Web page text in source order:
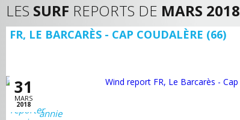
LES SURF REPORTS DE MARS 2018
FR, LE BARCARÈS - CAP COUDALÈRE (66)
31
MARS
2018
annie